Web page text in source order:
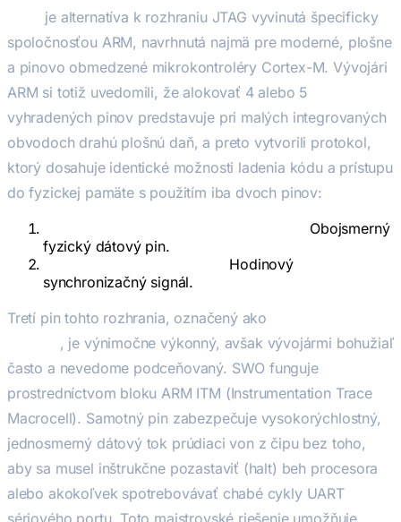
je alternatíva k rozhraniu JTAG vyvinutá špecificky
spoločnosťou ARM, navrhnutá najmä pre moderné, plošne
a pinovo obmedzené mikrokontroléry Cortex-M. Vývojári
ARM si totiž uvedomili, že alokovať 4 alebo 5
vyhradených pinov predstavuje pri malých integrovaných
obvodoch drahú plošnú daň, a preto vytvorili protokol,
ktorý dosahuje identické možnosti ladenia kódu a prístupu
do fyzickej pamäte s použitím iba dvoch pinov:
Obojsmerný
fyzický dátový pin.
Hodinový
synchronizačný signál.
Tretí pin tohto rozhrania, označený ako
, je výnimočne výkonný, avšak vývojármi bohužiaľ
často a nevedome podceňovaný. SWO funguje
prostredníctvom bloku ARM ITM (Instrumentation Trace
Macrocell). Samotný pin zabezpečuje vysokorýchlostný,
jednosmerný dátový tok prúdiaci von z čipu bez toho,
aby sa musel inštrukčne pozastaviť (halt) beh procesora
alebo akokoľvek spotrebovávať chabé cykly UART
sériového portu. Toto majstrovské riešenie umožňuje